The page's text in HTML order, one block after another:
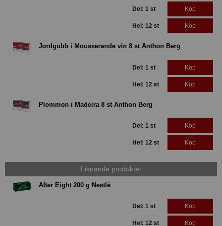
Del: 1 st Köp
Hel: 12 st Köp
Jordgubb i Mousserande vin 8 st Anthon Berg
Del: 1 st Köp
Hel: 12 st Köp
Plommon i Madeira 8 st Anthon Berg
Del: 1 st Köp
Hel: 12 st Köp
Liknande produkter
After Eight 200 g Nestlé
Del: 1 st Köp
Hel: 12 st Köp